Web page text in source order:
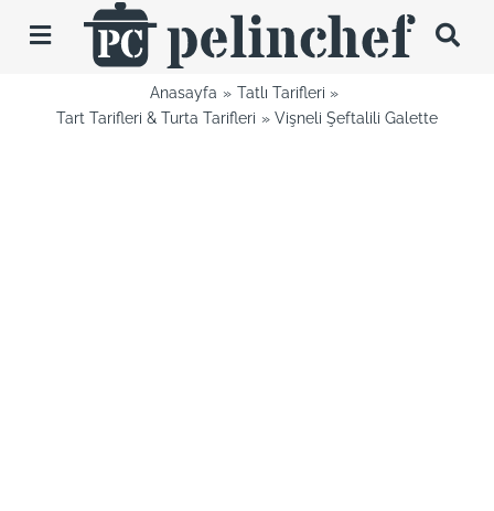
Toggle
Navigation
Anasayfa
Tatlı Tarifleri
Tart Tarifleri & Turta Tarifleri
Vişneli Şeftalili Galette